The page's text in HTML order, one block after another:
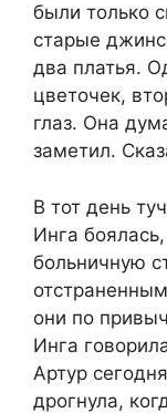
были только
старые
два платья.
цветочек,
глаз. Она
заметил.
В тот день
Инга
больничную
они по
Инга
Артур
дрогнула,